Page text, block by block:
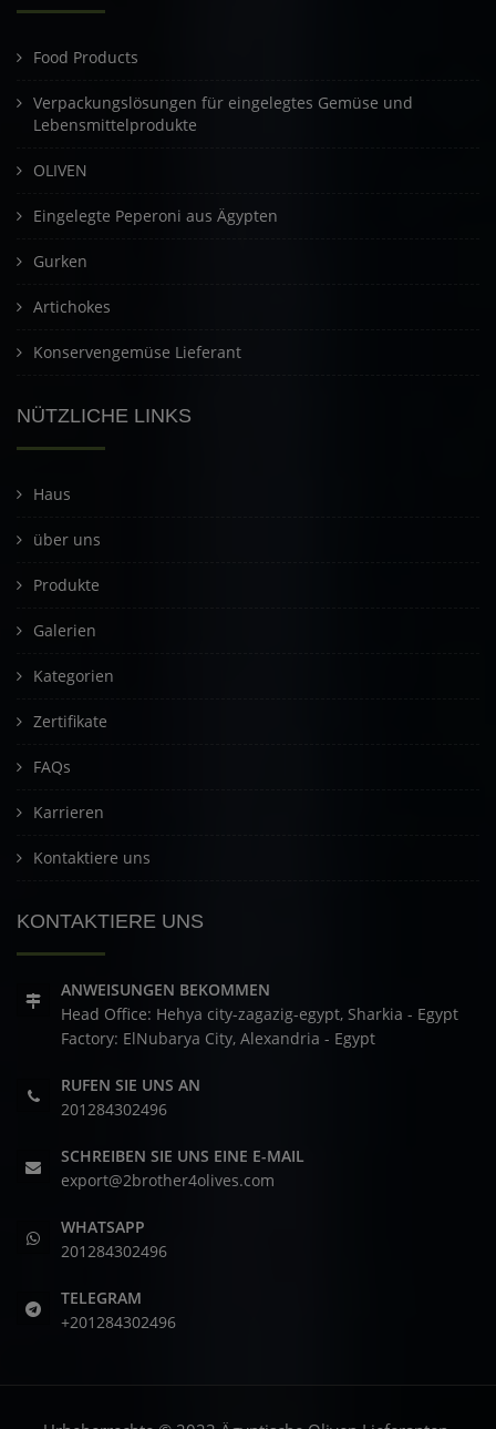
Food Products
Verpackungslösungen für eingelegtes Gemüse und
Lebensmittelprodukte
OLIVEN
Eingelegte Peperoni aus Ägypten
Gurken
Artichokes
Konservengemüse Lieferant
NÜTZLICHE LINKS
Haus
über uns
Produkte
Galerien
Kategorien
Zertifikate
FAQs
Karrieren
Kontaktiere uns
KONTAKTIERE UNS
ANWEISUNGEN BEKOMMEN
Head Office: Hehya city-zagazig-egypt, Sharkia - Egypt
Factory: ElNubarya City, Alexandria - Egypt
RUFEN SIE UNS AN
201284302496
SCHREIBEN SIE UNS EINE E-MAIL
export@2brother4olives.com
WHATSAPP
201284302496
TELEGRAM
+201284302496